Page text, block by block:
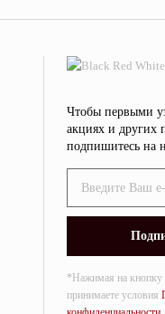
Чтобы первыми
акциях и других
подпишитесь на
*Нажимая на кнопку
принимаете условия